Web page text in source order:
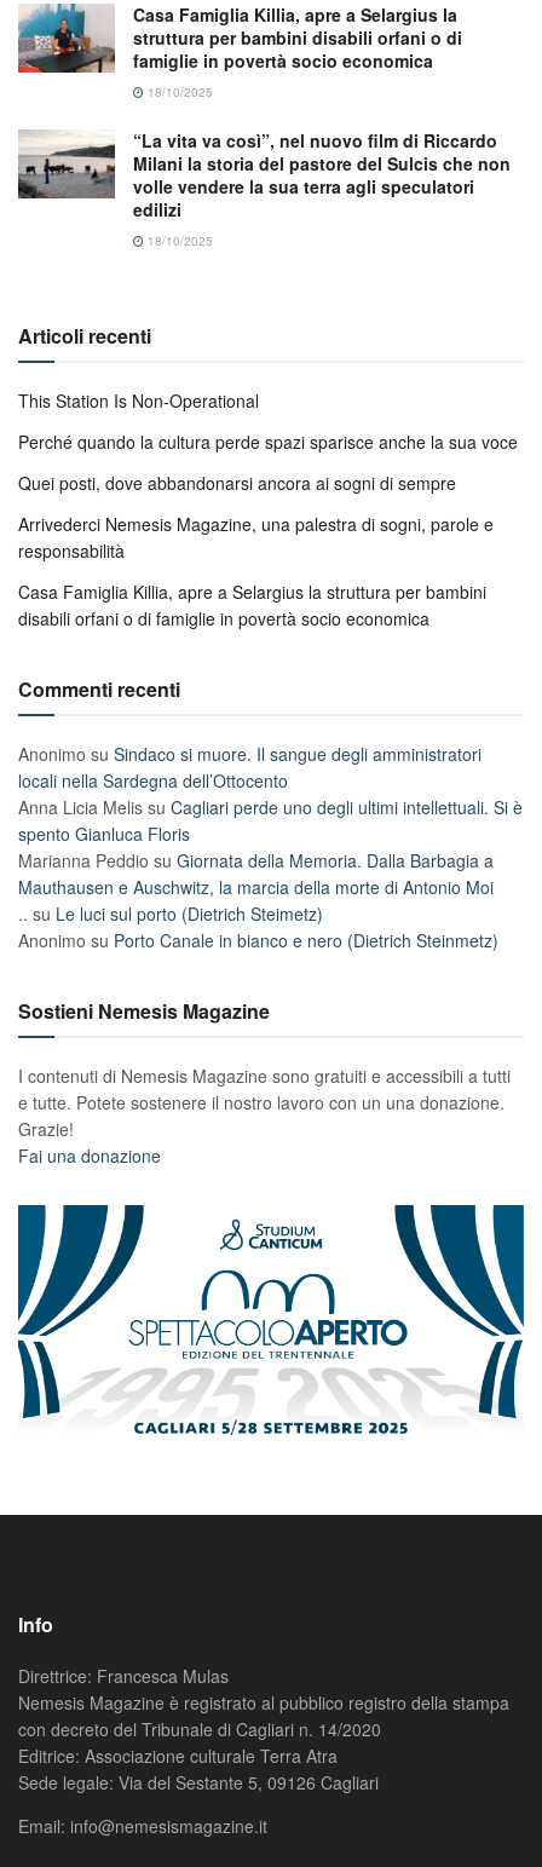
Casa Famiglia Killia, apre a Selargius la
struttura per bambini disabili orfani o di
famiglie in povertà socio economica
18/10/2025
“La vita va così”, nel nuovo film di Riccardo
Milani la storia del pastore del Sulcis che non
volle vendere la sua terra agli speculatori
edilizi
18/10/2025
Articoli recenti
This Station Is Non-Operational
Perché quando la cultura perde spazi sparisce anche la sua voce
Quei posti, dove abbandonarsi ancora ai sogni di sempre
Arrivederci Nemesis Magazine, una palestra di sogni, parole e
responsabilità
Casa Famiglia Killia, apre a Selargius la struttura per bambini
disabili orfani o di famiglie in povertà socio economica
Commenti recenti
Anonimo su Sindaco si muore. Il sangue degli amministratori
locali nella Sardegna dell’Ottocento
Anna Licia Melis su Cagliari perde uno degli ultimi intellettuali. Si è
spento Gianluca Floris
Marianna Peddio su Giornata della Memoria. Dalla Barbagia a
Mauthausen e Auschwitz, la marcia della morte di Antonio Moi
.. su Le luci sul porto (Dietrich Steimetz)
Anonimo su Porto Canale in bianco e nero (Dietrich Steinmetz)
Sostieni Nemesis Magazine
I contenuti di Nemesis Magazine sono gratuiti e accessibili a tutti
e tutte. Potete sostenere il nostro lavoro con un una donazione.
Grazie!
Fai una donazione
Info
Direttrice: Francesca Mulas
Nemesis Magazine è registrato al pubblico registro della stampa
con decreto del Tribunale di Cagliari n. 14/2020
Editrice: Associazione culturale Terra Atra
Sede legale: Via del Sestante 5, 09126 Cagliari
Email: info@nemesismagazine.it